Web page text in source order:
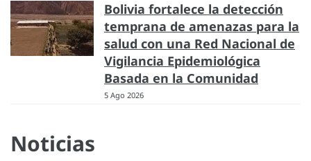
Bolivia fortalece la detección
temprana de amenazas para la
salud con una Red Nacional de
Vigilancia Epidemiológica
Basada en la Comunidad
5 Ago 2026
Noticias